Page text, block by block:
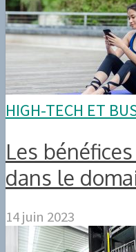
HIGH-TECH ET
Les
dans le
14 juin 2023